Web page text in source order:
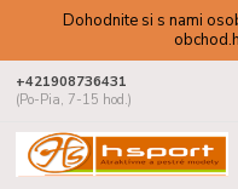
Dohodnite si s nami
+421908736431
(Po-Pia, 7-15 hod.)